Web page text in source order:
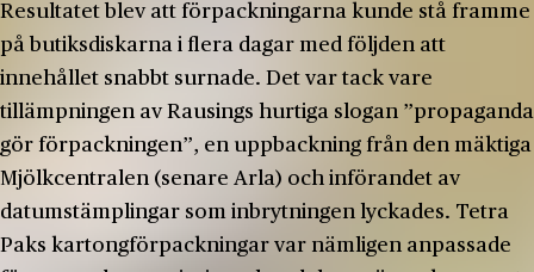
Resultatet blev att förpackningarna kunde stå framme
på butiksdiskarna i flera dagar med följden att
innehållet snabbt surnade. Det var tack vare
tillämpningen av Rausings hurtiga slogan ”propaganda
gör förpackningen”, en uppbackning från den mäktiga
Mjölkcentralen (senare Arla) och införandet av
datumstämplingar som inbrytningen lyckades. Tetra
Paks kartongförpackningar var nämligen anpassade